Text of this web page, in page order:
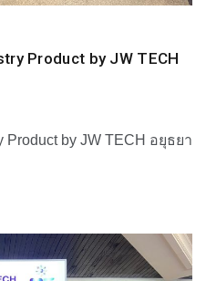
Product by JW TECH
by JW TECH อยุธยา